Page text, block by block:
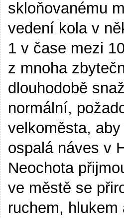
skloňovanému
vedení kola v
1 v čase mezi
z mnoha
dlouhodobě
normální,
velkoměsta,
ospalá náves v
Neochota
ve městě se
ruchem,